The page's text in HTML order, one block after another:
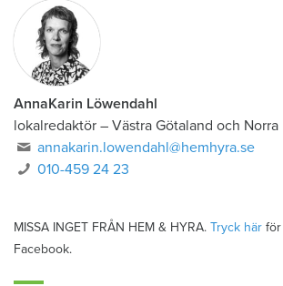
AnnaKarin Löwendahl
lokalredaktör – Västra Götaland och Norra
annakarin.lowendahl@hemhyra.se
010-459 24 23
MISSA INGET FRÅN HEM & HYRA. Tryck här
Facebook.